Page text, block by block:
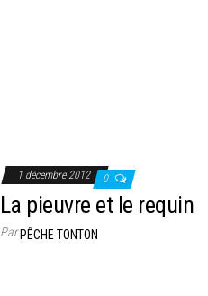
1 décembre 2012 0
La pieuvre et le requin
ParPÊCHE TONTON